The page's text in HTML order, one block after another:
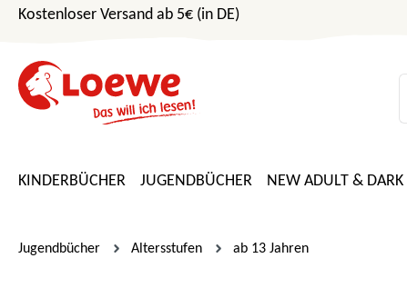
Hauptinhalt springen
Zur Suche springen
Zur Hauptnavigation springen
Kostenloser Versand ab 5€ (in DE)
KINDERBÜCHER JUGENDBÜCHER NEW ADULT & DARK
Jugendbücher Altersstufen ab 13 Jahren